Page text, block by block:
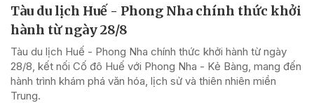
Tàu du lịch Huế - Phong Nha chính thức khởi
hành từ ngày 28/8
Tàu du lịch Huế - Phong Nha chính thức khởi hành từ ngày
28/8, kết nối Cố đô Huế với Phong Nha - Kẻ Bàng, mang đến
hành trình khám phá văn hóa, lịch sử và thiên nhiên miền
Trung.